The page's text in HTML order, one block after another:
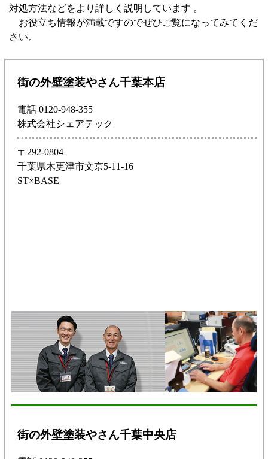
対処方法などをより詳しく説明しています 。
お役立ち情報が満載ですのでぜひご覧になってみてくだ
さい。
街の外壁塗装やさん千葉本店
電話 0120-948-355
株式会社シェアテック
〒292-0804
千葉県木更津市文京5-11-16
ST×BASE
街の外壁塗装やさん千葉中央店